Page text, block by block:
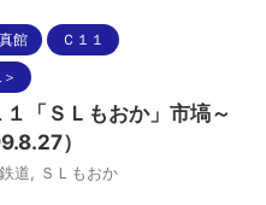
館 Ｃ１１
「ＳＬもおか」市塙～
）
道 ＳＬもおか